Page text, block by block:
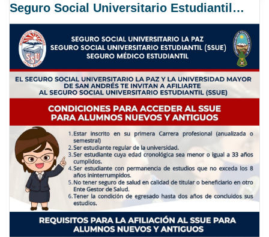
Seguro Social Universitario Estudiantil SSUE